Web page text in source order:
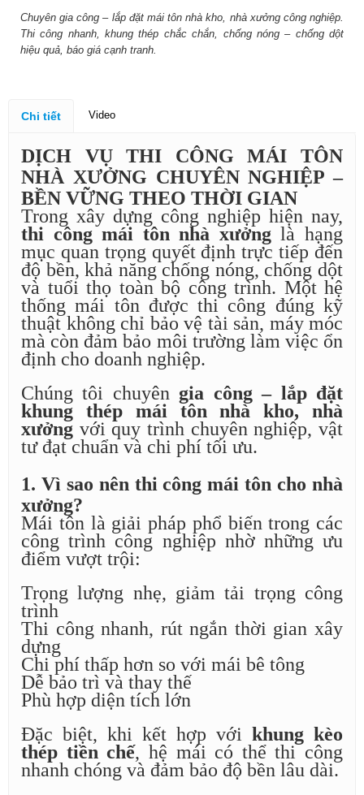
Chuyên gia công – lắp đặt mái tôn nhà kho, nhà xưởng công nghiệp.
Thi công nhanh, khung thép chắc chắn, chống nóng – chống dột
hiệu quả, báo giá cạnh tranh.
Chi tiết Video
DỊCH VỤ THI CÔNG MÁI TÔN
NHÀ XƯỞNG CHUYÊN NGHIỆP –
BỀN VỮNG THEO THỜI GIAN
Trong xây dựng công nghiệp hiện nay,
thi công mái tôn nhà xưởnglà hạng
mục quan trọng quyết định trực tiếp đến
độ bền, khả năng chống nóng, chống dột
và tuổi thọ toàn bộ công trình. Một hệ
thống mái tôn được thi công đúng kỹ
thuật không chỉ bảo vệ tài sản, máy móc
mà còn đảm bảo môi trường làm việc ổn
định cho doanh nghiệp.
Chúng tôi chuyên gia công – lắp đặt
khung thép mái tôn nhà kho, nhà
xưởng với quy trình chuyên nghiệp, vật
tư đạt chuẩn và chi phí tối ưu.
1. Vì sao nên thi công mái tôn cho nhà
xưởng?
Mái tôn là giải pháp phổ biến trong các
công trình công nghiệp nhờ những ưu
điểm vượt trội:
Trọng lượng nhẹ, giảm tải trọng công
trình
Thi công nhanh, rút ngắn thời gian xây
dựng
Chi phí thấp hơn so với mái bê tông
Dễ bảo trì và thay thế
Phù hợp diện tích lớn
Đặc biệt, khi kết hợp với khung kèo
thép tiền chế, hệ mái có thể thi công
nhanh chóng và đảm bảo độ bền lâu dài.